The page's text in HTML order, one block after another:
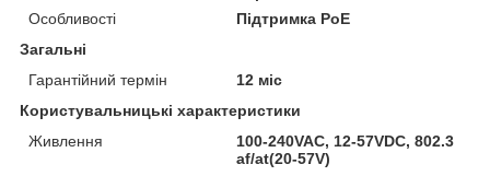
Особливості
Підтримка PoE
Загальні
Гарантійний термін
12 міс
Користувальницькі характеристики
Живлення
100-240VAC, 12-57VDC, 802.3
af/at(20-57V)